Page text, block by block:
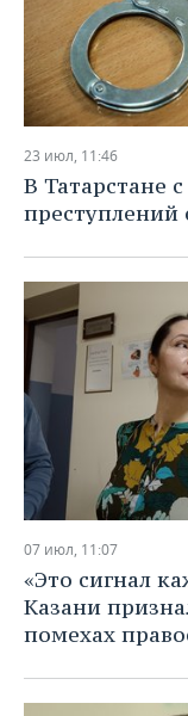
23 июл, 11:46
В Татарстане
преступлений
07 июл, 11:07
«Это сигнал
Казани
помехах